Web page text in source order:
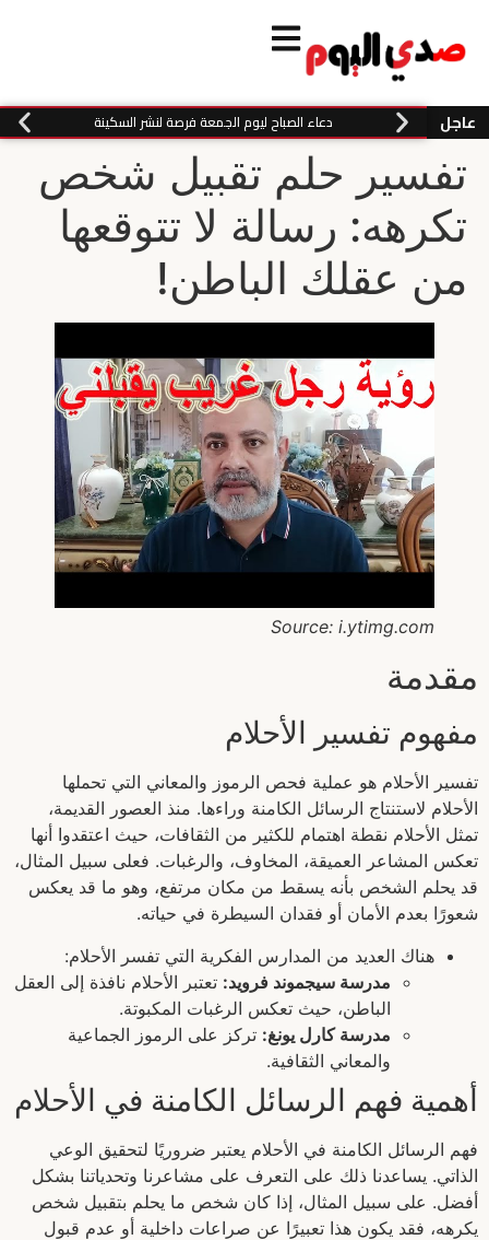
عاجل دعاء الصباح ليوم الجمعة فرصة لنشر السكينة
تفسير حلم تقبيل شخص
تكرهه: رسالة لا تتوقعها
من عقلك الباطن!
Source: i.ytimg.com
مقدمة
مفهوم تفسير الأحلام
تفسير الأحلام هو عملية فحص الرموز والمعاني التي تحملها
الأحلام لاستنتاج الرسائل الكامنة وراءها. منذ العصور القديمة،
تمثل الأحلام نقطة اهتمام للكثير من الثقافات، حيث اعتقدوا أنها
تعكس المشاعر العميقة، المخاوف، والرغبات. فعلى سبيل المثال،
قد يحلم الشخص بأنه يسقط من مكان مرتفع، وهو ما قد يعكس
شعورًا بعدم الأمان أو فقدان السيطرة في حياته.
هناك العديد من المدارس الفكرية التي تفسر الأحلام:
مدرسة سيجموند فرويد: تعتبر الأحلام نافذة إلى العقل
الباطن، حيث تعكس الرغبات المكبوتة.
مدرسة كارل يونغ: تركز على الرموز الجماعية
والمعاني الثقافية.
أهمية فهم الرسائل الكامنة في الأحلام
فهم الرسائل الكامنة في الأحلام يعتبر ضروريًا لتحقيق الوعي
الذاتي. يساعدنا ذلك على التعرف على مشاعرنا وتحدياتنا بشكل
أفضل. على سبيل المثال، إذا كان شخص ما يحلم بتقبيل شخص
يكرهه، فقد يكون هذا تعبيرًا عن صراعات داخلية أو عدم قبول